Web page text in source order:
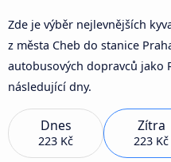
Zde je výběr nejlevnějších
z města Cheb do stanice
autobusových dopravců jako
následující dny.
Dnes
223 Kč
Zítra
223 Kč